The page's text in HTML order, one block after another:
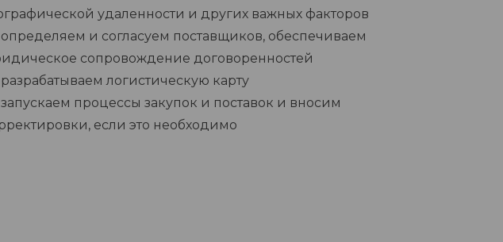
удаленности и других важных факторов
определяем и согласуем поставщиков, обеспечиваем
сопровождение договоренностей
разрабатываем логистическую карту
запускаем процессы закупок и поставок и вносим
если это необходимо